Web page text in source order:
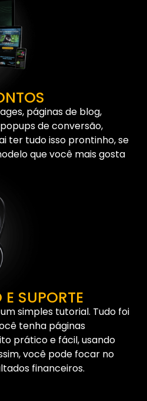
páginas de blog,
de conversão,
ter tudo isso prontinho, se
que você mais gosta
SUPORTE
simples tutorial. Tudo foi
tenha páginas
prático e fácil, usando
você pode focar no
financeiros.